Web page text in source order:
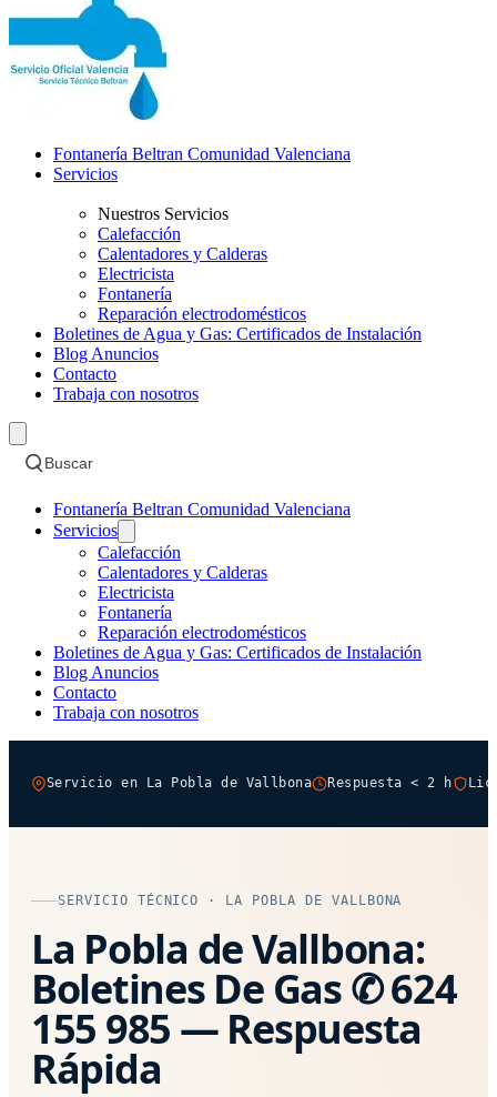
Fontanería Beltran Comunidad Valenciana
Servicios
Nuestros Servicios
Calefacción
Calentadores y Calderas
Electricista
Fontanería
Reparación electrodomésticos
Boletines de Agua y Gas: Certificados de Instalación
Blog Anuncios
Contacto
Trabaja con nosotros
Buscar
Fontanería Beltran Comunidad Valenciana
Servicios
Calefacción
Calentadores y Calderas
Electricista
Fontanería
Reparación electrodomésticos
Boletines de Agua y Gas: Certificados de Instalación
Blog Anuncios
Contacto
Trabaja con nosotros
Servicio en La Pobla de Vallbona Respuesta < 2 h
SERVICIO TÉCNICO · LA POBLA DE VALLBONA
La Pobla de Vallbona:
Boletines De Gas ✆ 624
155 985 — Respuesta
Rápida